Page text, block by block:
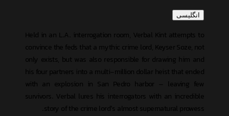
انگلیسی
Held in an L.A. interrogation room, Verbal Kint attempts to
convince the feds that a mythic crime lord, Keyser Soze, not
only exists, but was also responsible for drawing him and
his four partners into a multi-million dollar heist that ended
with an explosion in San Pedro harbor – leaving few
survivors. Verbal lures his interrogators with an incredible
story of the crime lord’s almost supernatural prowess.